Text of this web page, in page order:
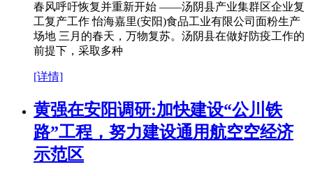
春风呼吁恢复并重新开始 ——汤阴县产业集群区企业复
工复产工作 怡海嘉里(安阳)食品工业有限公司面粉生产
场地 三月的春天，万物复苏。汤阴县在做好防疫工作的
前提下，采取多种
[详情]
黄强在安阳调研:加快建设“公川铁
路”工程，努力建设通用航空空经济
示范区